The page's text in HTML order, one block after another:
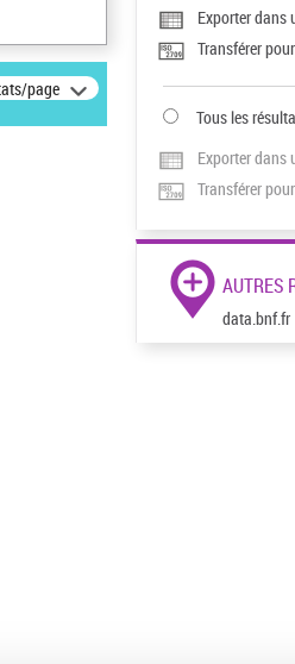
page
Exporter dans
Transférer
Tous les
Exporter dans
Transférer
AUTRES
data.bnf.fr